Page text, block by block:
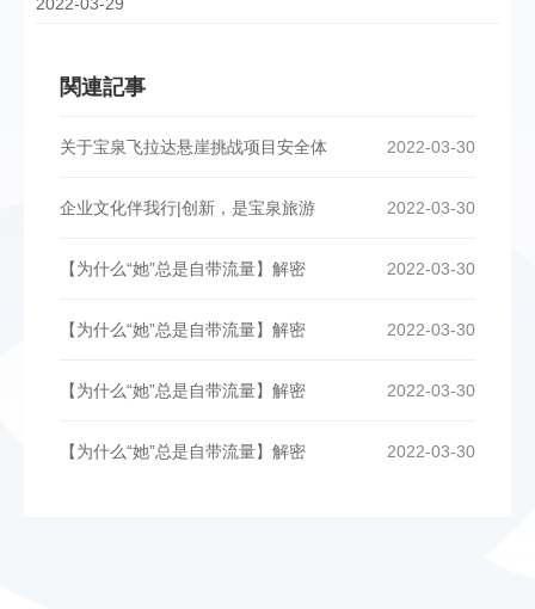
関連記事
2022-03-30
关于宝泉飞拉达悬崖挑战项目安全体
2022-03-30
企业文化伴我行|创新，是宝泉旅游
2022-03-30
【为什么“她”总是自带流量】解密
2022-03-30
【为什么“她”总是自带流量】解密
2022-03-30
【为什么“她”总是自带流量】解密
2022-03-30
【为什么“她”总是自带流量】解密